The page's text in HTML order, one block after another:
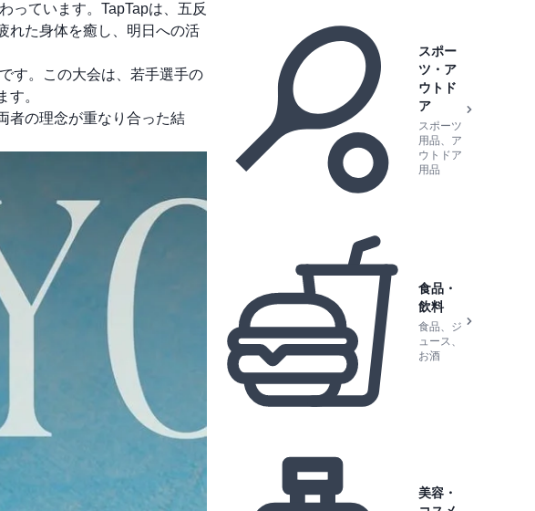
っています。TapTapは、五反
れた身体を癒し、明日への活
す。この大会は、若手選手の
。
者の理念が重なり合った結
スポー
ツ・ア
ウトド
ア
スポーツ
用品、ア
ウトドア
用品
食品・
飲料
食品、ジ
ュース、
お酒
美容・